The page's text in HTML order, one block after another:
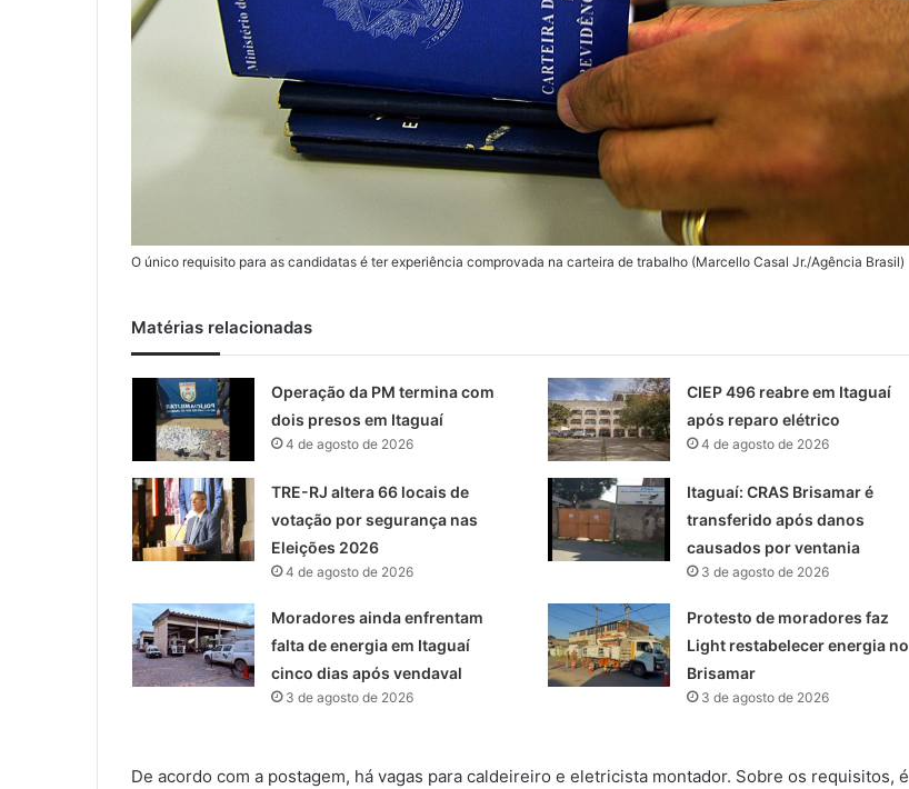
O único requisito para as candidatas é ter experiência comprovada na carteira de trabalho (Marcello Casal Jr./Agência Brasil)
Matérias relacionadas
Operação da PM termina com
dois presos em Itaguaí
4 de agosto de 2026
CIEP 496 reabre em Itaguaí
após reparo elétrico
4 de agosto de 2026
TRE-RJ altera 66 locais de
votação por segurança nas
Eleições 2026
4 de agosto de 2026
Itaguaí: CRAS Brisamar é
transferido após danos
causados por ventania
3 de agosto de 2026
Moradores ainda enfrentam
falta de energia em Itaguaí
cinco dias após vendaval
3 de agosto de 2026
Protesto de moradores faz
Light restabelecer energia no
Brisamar
3 de agosto de 2026
De acordo com a postagem, há vagas para caldeireiro e eletricista montador. Sobre os requisitos, é